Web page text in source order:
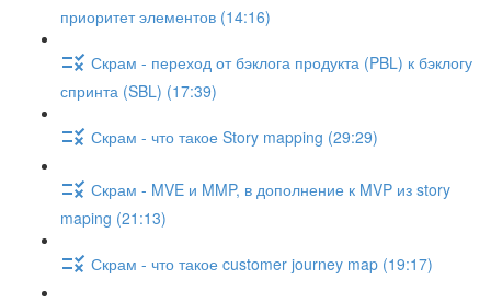
приоритет элементов (14:16)
Скрам - переход от бэклога продукта (PBL) к бэклогу
спринта (SBL) (17:39)
Скрам - что такое Story mapping (29:29)
Скрам - MVE и MMP, в дополнение к MVP из story
maping (21:13)
Скрам - что такое customer journey map (19:17)